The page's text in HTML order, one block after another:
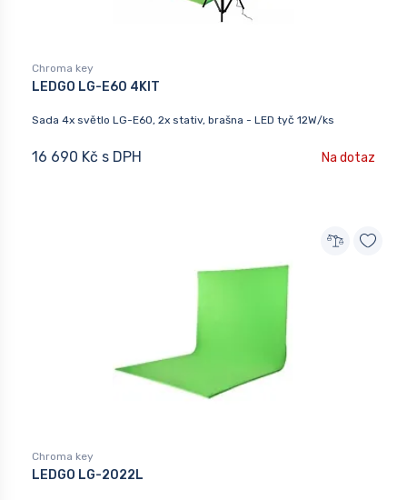
Chroma key
LEDGO LG-E60 4KIT
Sada 4x světlo LG-E60, 2x stativ, brašna - LED tyč 12W/ks
16 690 Kč s DPH Na dotaz
Chroma key
LEDGO LG-2022L